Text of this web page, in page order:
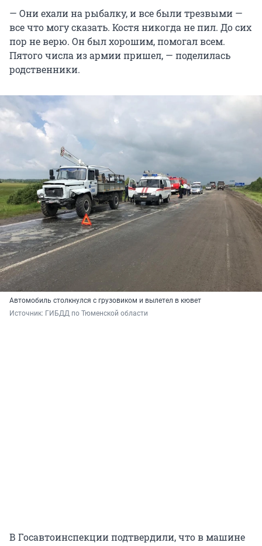
— Они ехали на рыбалку, и все были трезвыми —
все что могу сказать. Костя никогда не пил. До сих
пор не верю. Он был хорошим, помогал всем.
Пятого числа из армии пришел, — поделилась
родственники.
Автомобиль столкнулся с грузовиком и вылетел в кювет
Источник: ГИБДД по Тюменской области
В Госавтоинспекции подтвердили, что в машине